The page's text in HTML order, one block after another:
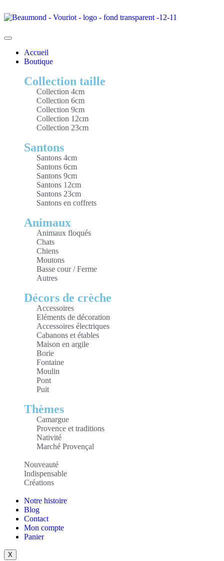
Accueil
Boutique
Collection taille
Collection 4cm
Collection 6cm
Collection 9cm
Collection 12cm
Collection 23cm
Santons
Santons 4cm
Santons 6cm
Santons 9cm
Santons 12cm
Santons 23cm
Santons en coffrets
Animaux
Animaux floqués
Chats
Chiens
Moutons
Basse cour / Ferme
Autres
Décors de crèche
Accessoires
Eléments de décoration
Accessoires électriques
Cabanons et étables
Maison en argile
Borie
Fontaine
Moulin
Pont
Puit
Thèmes
Camargue
Provence et traditions
Nativité
Marché Provençal
Nouveauté
Indispensable
Créations
Notre histoire
Blog
Contact
Mon compte
Panier
X